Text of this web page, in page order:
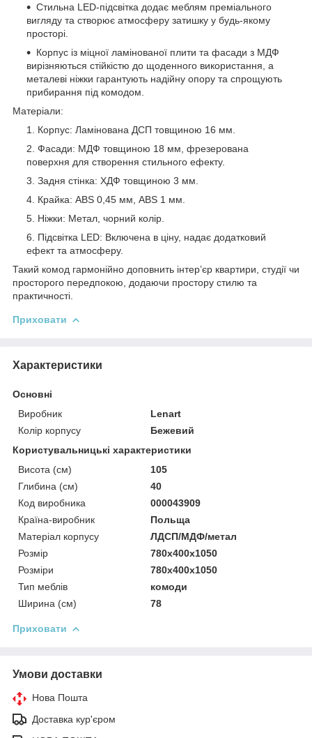
Стильна LED-підсвітка додає меблям преміального
вигляду та створює атмосферу затишку у будь-якому
просторі.
Корпус із міцної ламінованої плити та фасади з МДФ
вирізняються стійкістю до щоденного використання, а
металеві ніжки гарантують надійну опору та спрощують
прибирання під комодом.
Матеріали:
Корпус: Ламінована ДСП товщиною 16 мм.
Фасади: МДФ товщиною 18 мм, фрезерована
поверхня для створення стильного ефекту.
Задня стінка: ХДФ товщиною 3 мм.
Крайка: АBS 0,45 мм, АBS 1 мм.
Ніжки: Метал, чорний колір.
Підсвітка LED: Включена в ціну, надає додатковий
ефект та атмосферу.
Такий комод гармонійно доповнить інтер’єр квартири, студії чи
просторого передпокою, додаючи простору стилю та
практичності.
Приховати
Характеристики
Основні
Виробник
Lenart
Колір корпусу
Бежевий
Користувальницькі характеристики
Висота (см)
105
Глибина (см)
40
Код виробника
000043909
Країна-виробник
Польща
Матеріал корпусу
ЛДСП/МДФ/метал
Розмір
780x400x1050
Розміри
780x400x1050
Тип меблів
комоди
Ширина (см)
78
Приховати
Умови доставки
Нова Пошта
Доставка кур'єром